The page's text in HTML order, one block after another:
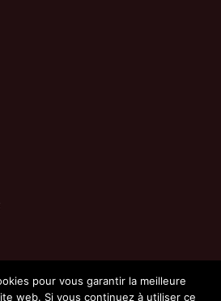
pour vous garantir la meilleure
web. Si vous continuez à utiliser ce